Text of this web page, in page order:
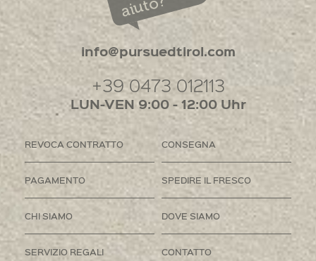
aiuto?
info@pursuedtirol.com
+39 0473 012113
LUN-VEN 9:00 - 12:00 Uhr
REVOCA CONTRATTO CONSEGNA
PAGAMENTO SPEDIRE IL FRESCO
CHI SIAMO DOVE SIAMO
SERVIZIO REGALI CONTATTO